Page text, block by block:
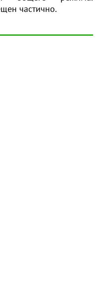
частично.